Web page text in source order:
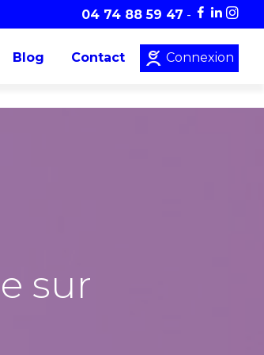
04 74 88 59 47 -
Blog Contact Connexion
sur